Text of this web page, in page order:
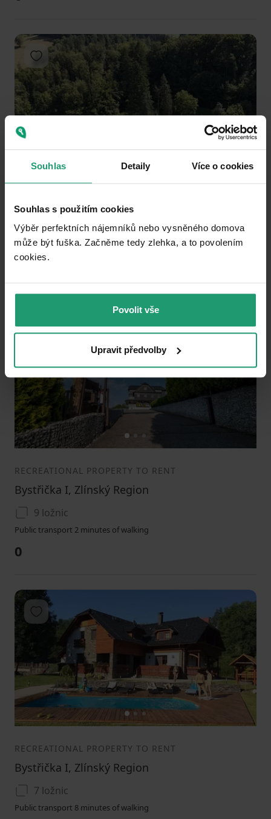
Souhlas Detaily Více o cookies
Souhlas s použitím cookies
Výběr perfektních nájemníků nebo vysněného domova
může být fuška. Začněme tedy zlehka, a to povolením
cookies.​
Povolit vše
Upravit předvolby
12 3
Add to favorites
Bystřička II, Zlínský Region
6 ložnic
Public transport 6 minutes of walking
1
Add to favorites
RECREATIONAL PROPERTY TO RENT
Bystřička I, Zlínský Region
9 ložnic
Public transport 2 minutes of walking
0
12 3
Add to favorites
RECREATIONAL PROPERTY TO RENT
Bystřička I, Zlínský Region
7 ložnic
Public transport 8 minutes of walking